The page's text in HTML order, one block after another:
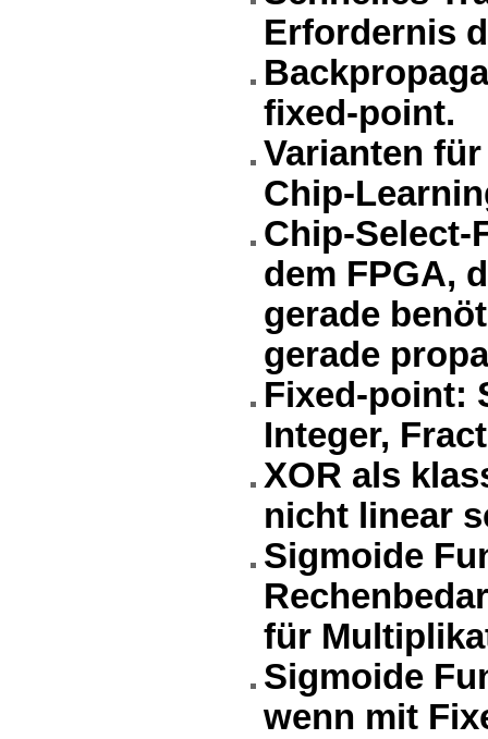
Erfordernis
fixed-point.
Varianten
Chip-
Chip-Select-
dem FPGA,
gerade
gerade
Fixed-point:
Integer,
XOR als
nicht linear
Sigmoide
für
Sigmoide
wenn mit